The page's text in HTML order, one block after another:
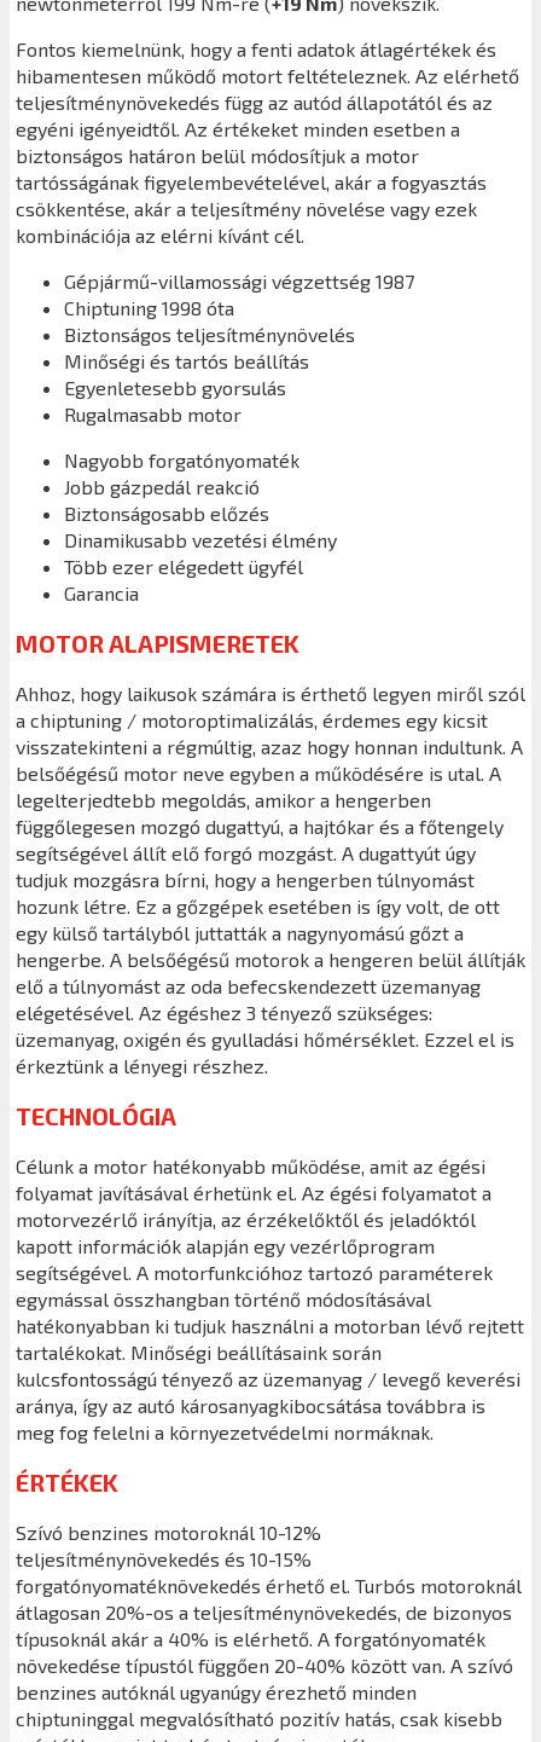
Fontos kiemelnünk, hogy a fenti adatok átlagértékek és
hibamentesen működő motort feltételeznek. Az elérhető
teljesítménynövekedés függ az autód állapotától és az
egyéni igényeidtől. Az értékeket minden esetben a
biztonságos határon belül módosítjuk a motor
tartósságának figyelembevételével, akár a fogyasztás
csökkentése, akár a teljesítmény növelése vagy ezek
kombinációja az elérni kívánt cél.
Gépjármű-villamossági végzettség 1987
Chiptuning 1998 óta
Biztonságos teljesítménynövelés
Minőségi és tartós beállítás
Egyenletesebb gyorsulás
Rugalmasabb motor
Nagyobb forgatónyomaték
Jobb gázpedál reakció
Biztonságosabb előzés
Dinamikusabb vezetési élmény
Több ezer elégedett ügyfél
Garancia
MOTOR ALAPISMERETEK
Ahhoz, hogy laikusok számára is érthető legyen miről szól
a chiptuning / motoroptimalizálás, érdemes egy kicsit
visszatekinteni a régmúltig, azaz hogy honnan indultunk. A
belsőégésű motor neve egyben a működésére is utal. A
legelterjedtebb megoldás, amikor a hengerben
függőlegesen mozgó dugattyú, a hajtókar és a főtengely
segítségével állít elő forgó mozgást. A dugattyút úgy
tudjuk mozgásra bírni, hogy a hengerben túlnyomást
hozunk létre. Ez a gőzgépek esetében is így volt, de ott
egy külső tartályból juttatták a nagynyomású gőzt a
hengerbe. A belsőégésű motorok a hengeren belül állítják
elő a túlnyomást az oda befecskendezett üzemanyag
elégetésével. Az égéshez 3 tényező szükséges:
üzemanyag, oxigén és gyulladási hőmérséklet. Ezzel el is
érkeztünk a lényegi részhez.
TECHNOLÓGIA
Célunk a motor hatékonyabb működése, amit az égési
folyamat javításával érhetünk el. Az égési folyamatot a
motorvezérlő irányítja, az érzékelőktől és jeladóktól
kapott információk alapján egy vezérlőprogram
segítségével. A motorfunkcióhoz tartozó paraméterek
egymással összhangban történő módosításával
hatékonyabban ki tudjuk használni a motorban lévő rejtett
tartalékokat. Minőségi beállításaink során
kulcsfontosságú tényező az üzemanyag / levegő keverési
aránya, így az autó károsanyagkibocsátása továbbra is
meg fog felelni a környezetvédelmi normáknak.
ÉRTÉKEK
Szívó benzines motoroknál 10-12%
teljesítménynövekedés és 10-15%
forgatónyomatéknövekedés érhető el. Turbós motoroknál
átlagosan 20%-os a teljesítménynövekedés, de bizonyos
típusoknál akár a 40% is elérhető. A forgatónyomaték
növekedése típustól függően 20-40% között van. A szívó
benzines autóknál ugyanúgy érezhető minden
chiptuninggal megvalósítható pozitív hatás, csak kisebb